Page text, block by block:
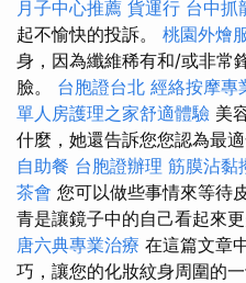
月子中心推薦 貨運行 台中抓
起不愉快的投訴。 桃園外燴
身，因為纖維稀有和/或非常
臉。 台胞證台北 經絡按摩專
單人房護理之家舒適體驗 美
什麼，她還告訴您您認為最
自助餐 台胞證辦理 筋膜沾黏
茶會 您可以做些事情來等待
青是讓鏡子中的自己看起來
唐六典專業治療 在這篇文章
巧，讓您的化妝紋身周圍的